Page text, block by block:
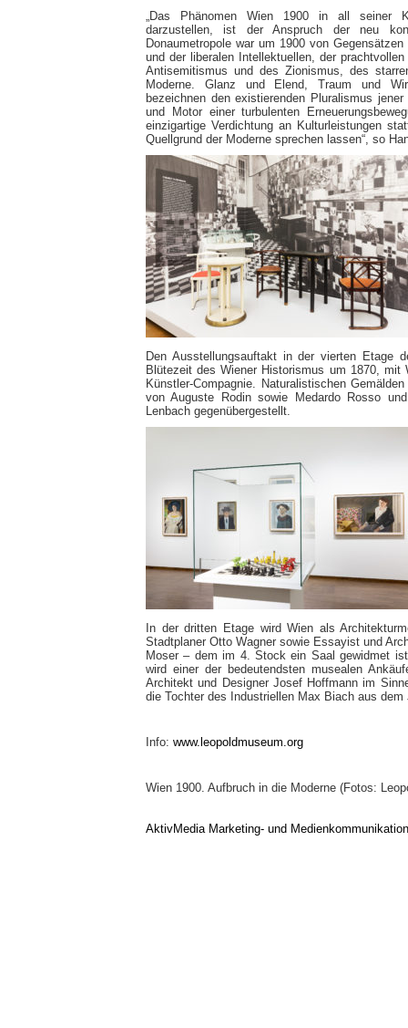
„Das Phänomen Wien 1900 in all seiner
darzustellen, ist der Anspruch der neu
Donaumetropole war um 1900 von
und der liberalen Intellektuellen, der
Antisemitismus und des Zionismus, des
Moderne. Glanz und Elend, Traum und
bezeichnen den existierenden Pluralismus
und Motor einer turbulenten
einzigartige Verdichtung an Kulturleistungen
Quellgrund der Moderne sprechen lassen“, so
Den Ausstellungsauftakt in der vierten Etage
Blütezeit des Wiener Historismus um 1870,
Künstler-Compagnie. Naturalistischen
von Auguste Rodin sowie Medardo Rosso
Lenbach gegenübergestellt.
In der dritten Etage wird Wien als
Stadtplaner Otto Wagner sowie Essayist und
Moser – dem im 4. Stock ein Saal gewidmet
wird einer der bedeutendsten musealen
Architekt und Designer Josef Hoffmann im
die Tochter des Industriellen Max Biach aus dem
Info: www.leopoldmuseum.org
Wien 1900. Aufbruch in die Moderne (Fotos:
AktivMedia Marketing- und